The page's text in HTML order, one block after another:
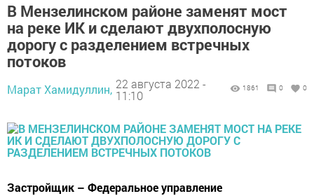
В Мензелинском районе заменят мост
на реке ИК и сделают двухполосную
дорогу с разделением встречных
потоков
Марат Хамидуллин, 22 августа 2022 -
11:10
1861 0 0
Застройщик – Федеральное управление